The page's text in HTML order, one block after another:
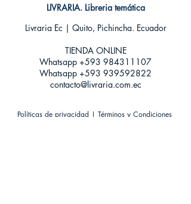
LIVRARIA. Libreria temática
Livraria Ec | Quito, Pichincha. Ecuador
TIENDA ONLINE​
Whatsapp +593 984311107
Whatsapp +593 939592822
contacto@livraria.com.ec
Políticas de privacidad | Términos y Condiciones